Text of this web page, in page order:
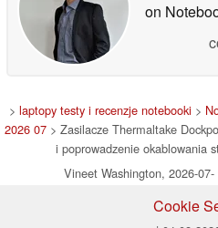
on
> laptopy testy i recenzje notebooki >
2026 07 > Zasilacze Thermaltake
i poprowadzenie okablowania
Vineet Washington, 2026-
Cookie